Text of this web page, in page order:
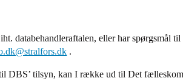
databehandleraftalen, eller har spørgsmål
.
DBS’ tilsyn, kan I række ud til Det